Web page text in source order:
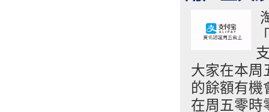
大家在本周
的餘額有機
在周五零時